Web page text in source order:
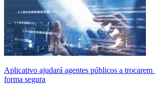
Aplicativo ajudará agentes públicos a trocarem
forma segura